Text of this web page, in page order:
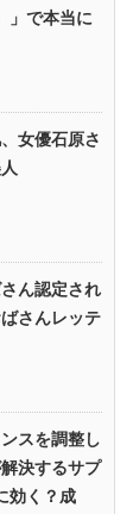
」で本当に
女優石原さ
ん認定され
さんレッテ
スを調整し
決するサプ
効く？成